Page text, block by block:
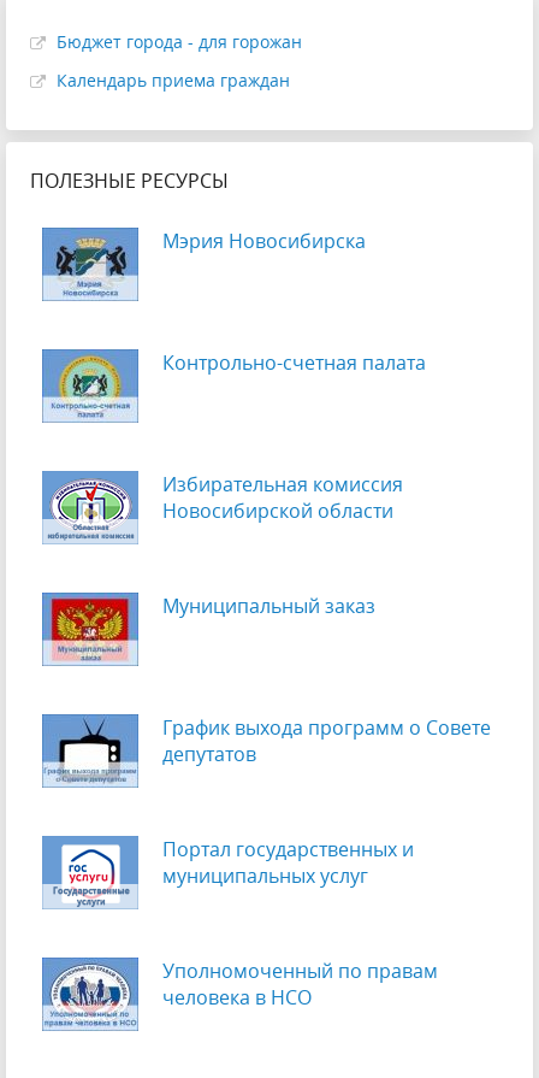
Бюджет города - для горожан
Календарь приема граждан
ПОЛЕЗНЫЕ РЕСУРСЫ
Мэрия Новосибирска
Контрольно-счетная палата
Избирательная комиссия
Новосибирской области
Муниципальный заказ
График выхода программ о Cовете
депутатов
Портал государственных и
муниципальных услуг
Уполномоченный по правам
человека в НСО